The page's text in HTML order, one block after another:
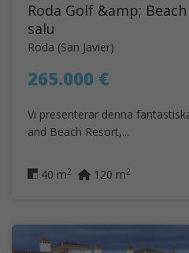
Roda Golf &amp;
salu
Roda (San Javier)
265.000 €
Vi presenterar denna
and Beach Resort,...
40 m2 120 m2